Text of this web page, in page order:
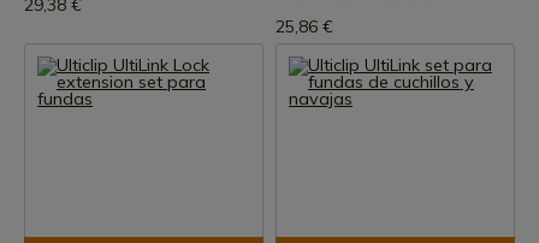
29,38 €
25,86 €